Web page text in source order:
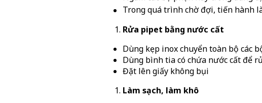
Trong quá trình chờ đợi, tiến hành
Rửa pipet bằng nước cất
Dùng kẹp inox chuyển toàn bộ các
Dùng bình tia có chứa nước cất để
Đặt lên giấy không bụi
Làm sạch, làm khô